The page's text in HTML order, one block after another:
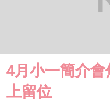
4月小一簡介
上留位